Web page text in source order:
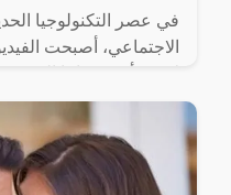
في عصر التكنولوجيا
الاجتماعي، أصبحت
انتشرت